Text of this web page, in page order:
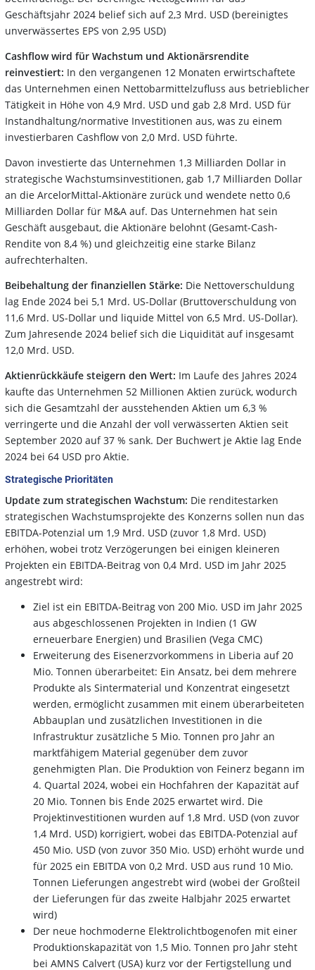
Geschäftsjahr 2024 belief sich auf 2,3 Mrd. USD (bereinigtes
unverwässertes EPS von 2,95 USD)
Cashflow wird für Wachstum und Aktionärsrendite
reinvestiert: In den vergangenen 12 Monaten erwirtschaftete
das Unternehmen einen Nettobarmittelzufluss aus betrieblicher
Tätigkeit in Höhe von 4,9 Mrd. USD und gab 2,8 Mrd. USD für
Instandhaltung/normative Investitionen aus, was zu einem
investierbaren Cashflow von 2,0 Mrd. USD führte.
Davon investierte das Unternehmen 1,3 Milliarden Dollar in
strategische Wachstumsinvestitionen, gab 1,7 Milliarden Dollar
an die ArcelorMittal-Aktionäre zurück und wendete netto 0,6
Milliarden Dollar für M&A auf. Das Unternehmen hat sein
Geschäft ausgebaut, die Aktionäre belohnt (Gesamt-Cash-
Rendite von 8,4 %) und gleichzeitig eine starke Bilanz
aufrechterhalten.
Beibehaltung der finanziellen Stärke: Die Nettoverschuldung
lag Ende 2024 bei 5,1 Mrd. US-Dollar (Bruttoverschuldung von
11,6 Mrd. US-Dollar und liquide Mittel von 6,5 Mrd. US-Dollar).
Zum Jahresende 2024 belief sich die Liquidität auf insgesamt
12,0 Mrd. USD.
Aktienrückkäufe steigern den Wert: Im Laufe des Jahres 2024
kaufte das Unternehmen 52 Millionen Aktien zurück, wodurch
sich die Gesamtzahl der ausstehenden Aktien um 6,3 %
verringerte und die Anzahl der voll verwässerten Aktien seit
September 2020 auf 37 % sank. Der Buchwert je Aktie lag Ende
2024 bei 64 USD pro Aktie.
Strategische Prioritäten
Update zum strategischen Wachstum: Die renditestarken
strategischen Wachstumsprojekte des Konzerns sollen nun das
EBITDA-Potenzial um 1,9 Mrd. USD (zuvor 1,8 Mrd. USD)
erhöhen, wobei trotz Verzögerungen bei einigen kleineren
Projekten ein EBITDA-Beitrag von 0,4 Mrd. USD im Jahr 2025
angestrebt wird:
Ziel ist ein EBITDA-Beitrag von 200 Mio. USD im Jahr 2025
aus abgeschlossenen Projekten in Indien (1 GW
erneuerbare Energien) und Brasilien (Vega CMC)
Erweiterung des Eisenerzvorkommens in Liberia auf 20
Mio. Tonnen überarbeitet: Ein Ansatz, bei dem mehrere
Produkte als Sintermaterial und Konzentrat eingesetzt
werden, ermöglicht zusammen mit einem überarbeiteten
Abbauplan und zusätzlichen Investitionen in die
Infrastruktur zusätzliche 5 Mio. Tonnen pro Jahr an
marktfähigem Material gegenüber dem zuvor
genehmigten Plan. Die Produktion von Feinerz begann im
4. Quartal 2024, wobei ein Hochfahren der Kapazität auf
20 Mio. Tonnen bis Ende 2025 erwartet wird. Die
Projektinvestitionen wurden auf 1,8 Mrd. USD (von zuvor
1,4 Mrd. USD) korrigiert, wobei das EBITDA-Potenzial auf
450 Mio. USD (von zuvor 350 Mio. USD) erhöht wurde und
für 2025 ein EBITDA von 0,2 Mrd. USD aus rund 10 Mio.
Tonnen Lieferungen angestrebt wird (wobei der Großteil
der Lieferungen für das zweite Halbjahr 2025 erwartet
wird)
Der neue hochmoderne Elektrolichtbogenofen mit einer
Produktionskapazität von 1,5 Mio. Tonnen pro Jahr steht
bei AMNS Calvert (USA) kurz vor der Fertigstellung und